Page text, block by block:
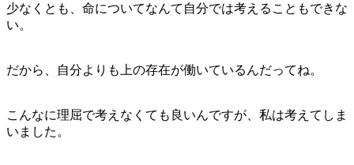
少なくとも、命についてなんて自分では考えることもできな
い。
だから、自分よりも上の存在が働いているんだってね。
こんなに理屈で考えなくても良いんですが、私は考えてしま
いました。